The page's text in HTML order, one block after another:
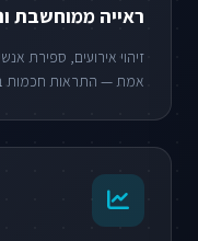
ראייה ממוחשבת
זיהוי אירועים, ספירת
אמת — התראות חכמות